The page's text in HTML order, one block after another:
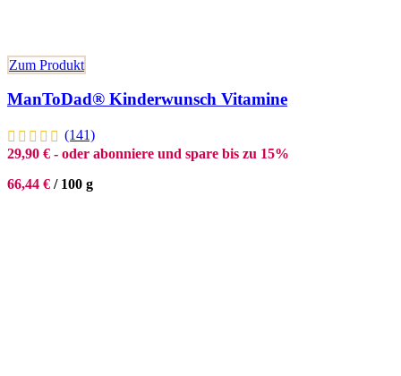
Zum Produkt
ManToDad® Kinderwunsch Vitamine
(141)
29,90 € - oder abonniere und spare bis zu 15%
66,44 € / 100 g